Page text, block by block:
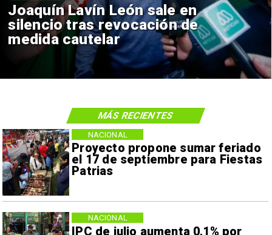
Joaquín Lavín León sale en
silencio tras revocación de
medida cautelar
Proyecto propone sumar feriado
el 17 de septiembre para Fiestas
Patrias
NACIONAL
IPC de julio aumenta 0,1% por
NACIONAL
MÁS RECIENTES